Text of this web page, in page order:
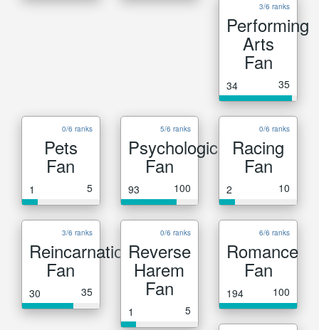
3/6 ranks
Performing
Arts
Fan
34 35
0/6 ranks
Pets
Fan
1 5
5/6 ranks
Psychological
Fan
93 100
0/6 ranks
Racing
Fan
2 10
3/6 ranks
Reincarnation
Fan
30 35
0/6 ranks
Reverse
Harem
Fan
1 5
6/6 ranks
Romance
Fan
194 100